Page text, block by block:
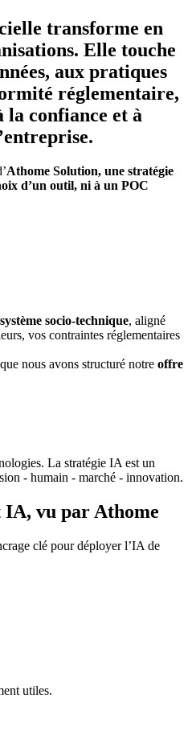
transforme en
Elle touche
aux pratiques
réglementaire,
la confiance et à
Athome Solution, une stratégie
d’un outil, ni à un POC
système socio-technique, aligné
vos contraintes réglementaires
nous avons structuré notre offre
La stratégie IA est un
- humain - marché - innovation.
IA, vu par Athome
clé pour déployer l’IA de
utiles.